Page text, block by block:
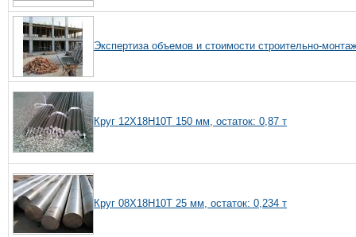
Экспертиза объемов и стоимости строительно-
Круг 12Х18Н10Т 150 мм, остаток: 0,87 т
Круг 08Х18Н10Т 25 мм, остаток: 0,234 т